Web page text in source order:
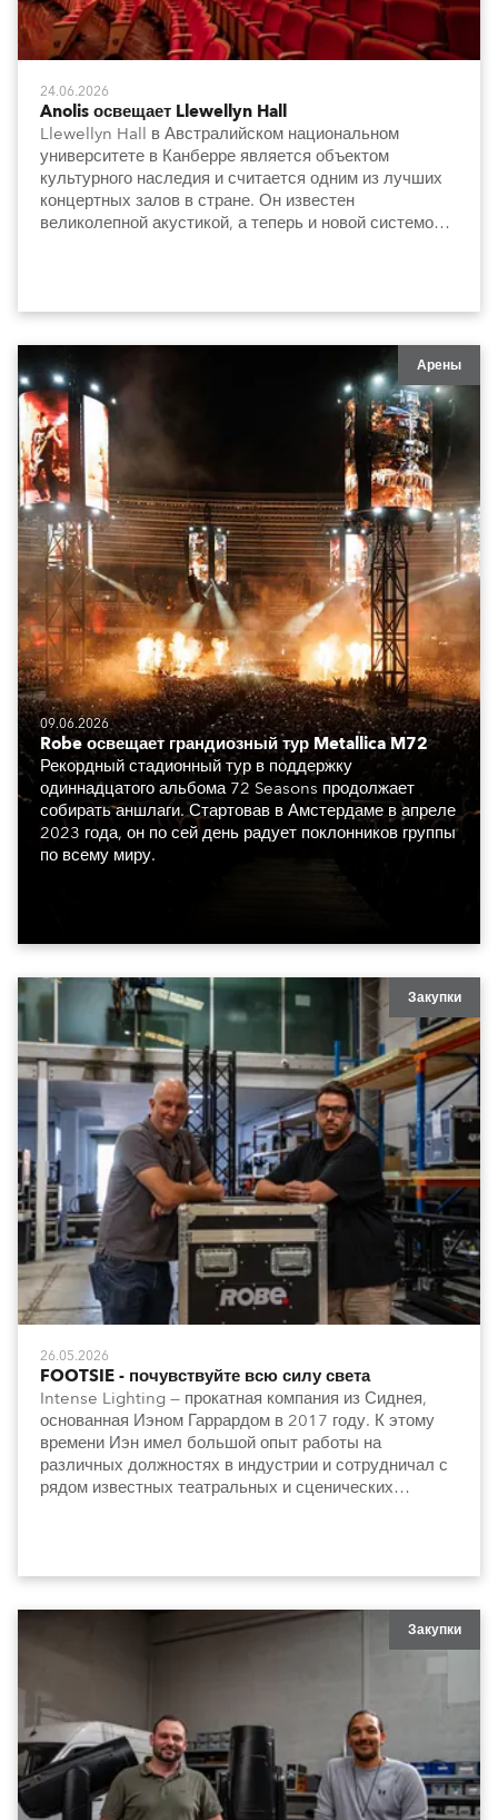
24.06.2026
Anolis освещает Llewellyn Hall
Llewellyn Hall в Австралийском национальном
университете в Канберре является объектом
культурного наследия и считается одним из лучших
концертных залов в стране. Он известен
великолепной акустикой, а теперь и новой системой
Арены
09.06.2026
Robe освещает грандиозный тур Metallica M72
Рекордный стадионный тур в поддержку
одиннадцатого альбома 72 Seasons продолжает
собирать аншлаги. Стартовав в Амстердаме в апреле
2023 года, он по сей день радует поклонников группы
по всему миру.
Закупки
26.05.2026
FOOTSIE - почувствуйте всю силу света
Intense Lighting — прокатная компания из Сиднея,
основанная Иэном Гаррардом в 2017 году. К этому
времени Иэн имел большой опыт работы на
различных должностях в индустрии и сотрудничал с
рядом известных театральных и сценических
Закупки